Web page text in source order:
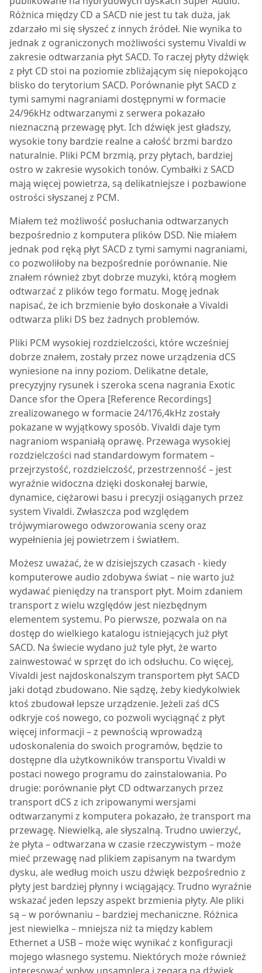
Różnica między CD a SACD nie jest tu tak duża, jak
zdarzało mi się słyszeć z innych źródeł. Nie wynika to
jednak z ograniczonych możliwości systemu Vivaldi w
zakresie odtwarzania płyt SACD. To raczej płyty dźwięk
z płyt CD stoi na poziomie zbliżającym się niepokojąco
blisko do terytorium SACD. Porównanie płyt SACD z
tymi samymi nagraniami dostępnymi w formacie
24/96kHz odtwarzanymi z serwera pokazało
nieznaczną przewagę płyt. Ich dźwięk jest gładszy,
wysokie tony bardzie realne a całość brzmi bardzo
naturalnie. Pliki PCM brzmią, przy płytach, bardziej
ostro w zakresie wysokich tonów. Cymbałki z SACD
mają więcej powietrza, są delikatniejsze i pozbawione
ostrości słyszanej z PCM.
Miałem też możliwość posłuchania odtwarzanych
bezpośrednio z komputera plików DSD. Nie miałem
jednak pod ręką płyt SACD z tymi samymi nagraniami,
co pozwoliłoby na bezpośrednie porównanie. Nie
znałem również zbyt dobrze muzyki, którą mogłem
odtwarzać z plików tego formatu. Mogę jednak
napisać, że ich brzmienie było doskonałe a Vivaldi
odtwarza pliki DS bez żadnych problemów.
Pliki PCM wysokiej rozdzielczości, które wcześniej
dobrze znałem, zostały przez nowe urządzenia dCS
wyniesione na inny poziom. Delikatne detale,
precyzyjny rysunek i szeroka scena nagrania Exotic
Dance sfor the Opera [Reference Recordings]
zrealizowanego w formacie 24/176,4kHz zostały
pokazane w wyjątkowy sposób. Vivaldi daje tym
nagraniom wspaniałą oprawę. Przewaga wysokiej
rozdzielczości nad standardowym formatem –
przejrzystość, rozdzielczość, przestrzenność – jest
wyraźnie widoczna dzięki doskonałej barwie,
dynamice, ciężarowi basu i precyzji osiąganych przez
system Vivaldi. Zwłaszcza pod względem
trójwymiarowego odwzorowania sceny oraz
wypełnienia jej powietrzem i światłem.
Możesz uważać, że w dzisiejszych czasach - kiedy
komputerowe audio zdobywa świat – nie warto już
wydawać pieniędzy na transport płyt. Moim zdaniem
transport z wielu względów jest niezbędnym
elementem systemu. Po pierwsze, pozwala on na
dostęp do wielkiego katalogu istniejących już płyt
SACD. Na świecie wydano już tyle płyt, że warto
zainwestować w sprzęt do ich odsłuchu. Co więcej,
Vivaldi jest najdoskonalszym transportem płyt SACD
jaki dotąd zbudowano. Nie sądzę, żeby kiedykolwiek
ktoś zbudował lepsze urządzenie. Jeżeli zaś dCS
odkryje coś nowego, co pozwoli wyciągnąć z płyt
więcej informacji – z pewnością wprowadzą
udoskonalenia do swoich programów, będzie to
dostępne dla użytkowników transportu Vivaldi w
postaci nowego programu do zainstalowania. Po
drugie: porównanie płyt CD odtwarzanych przez
transport dCS z ich zripowanymi wersjami
odtwarzanymi z komputera pokazało, że transport ma
przewagę. Niewielką, ale słyszalną. Trudno uwierzyć,
że płyta – odtwarzana w czasie rzeczywistym – może
mieć przewagę nad plikiem zapisanym na twardym
dysku, ale według moich uszu dźwięk bezpośrednio z
płyty jest bardziej płynny i wciągający. Trudno wyraźnie
wskazać jeden lepszy aspekt brzmienia płyty. Ale pliki
są – w porównaniu – bardziej mechaniczne. Różnica
jest niewielka – mniejsza niż ta między kablem
Ethernet a USB – może więc wynikać z konfiguracji
mojego własnego systemu. Niektórych może również